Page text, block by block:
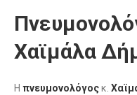
Χαϊμάλα
Η πνευμονολόγοςκ.